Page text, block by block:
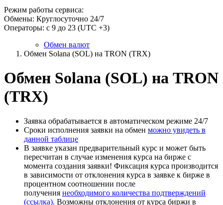
Режим работы сервиса:
Обмены: Круглосуточно 24/7
Операторы: с 9 до 23 (UTC +3)
Обмен валют
Обмен Solana (SOL) на TRON (TRX)
Обмен Solana (SOL) на TRON
(TRX)
Заявка обрабатывается в автоматическом режиме 24/7
Сроки исполнения заявки на обмен можно увидеть в
данной таблице
В заявке указан предварительный курс и может быть
пересчитан в случае изменения курса на бирже с
момента создания заявки! Фиксация курса производится
в зависимости от отклонения курса в заявке к бирже в
процентном соотношении после
получения необходимого количества подтверждений
(ссылка). Возможны отклонения от курса биржи в